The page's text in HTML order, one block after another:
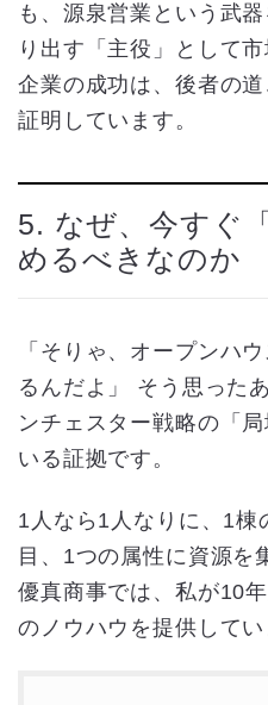
も、源泉営業という武
り出す「主役」として
企業の成功は、後者の
証明しています。
5. なぜ、今すぐ
めるべきなのか
「そりゃ、オープンハ
るんだよ」 そう思った
ンチェスター戦略の「
いる証拠です。
1人なら1人なりに、1棟
目、1つの属性に資源を
優真商事では、私が10
のノウハウを提供してい